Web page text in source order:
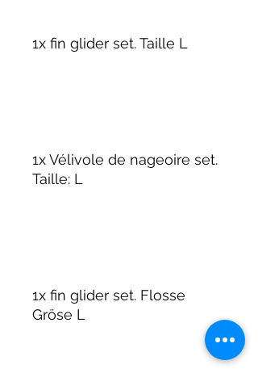
1x fin glider set. Taille L
1x Vélivole de nageoire set.
Taille: L
1x fin glider set. Flosse
Gröse L